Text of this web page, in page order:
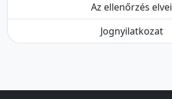
Az ellenőrzés elvei
Jognyilatkozat